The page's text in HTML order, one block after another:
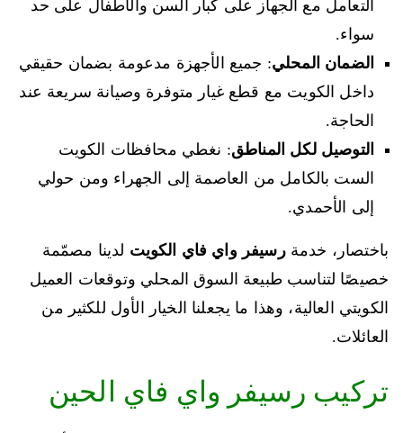
التعامل مع الجهاز على كبار السن والأطفال على حد
سواء.
الضمان المحلي: جميع الأجهزة مدعومة بضمان حقيقي
داخل الكويت مع قطع غيار متوفرة وصيانة سريعة عند
الحاجة.
التوصيل لكل المناطق: نغطي محافظات الكويت
الست بالكامل من العاصمة إلى الجهراء ومن حولي
إلى الأحمدي.
باختصار، خدمةرسيفر واي فاي الكويت لدينا مصمّمة
خصيصًا لتناسب طبيعة السوق المحلي وتوقعات العميل
الكويتي العالية، وهذا ما يجعلنا الخيار الأول للكثير من
العائلات.
تركيب رسيفر واي فاي الحين